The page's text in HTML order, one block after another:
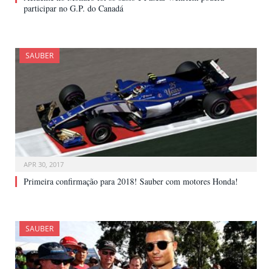
participar no G.P. do Canadá
SAUBER
APR 30, 2017
Primeira confirmação para 2018! Sauber com motores Honda!
SAUBER